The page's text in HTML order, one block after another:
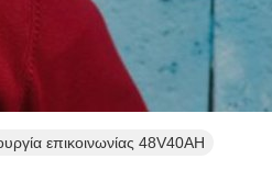
επικοινωνίας 48V40AH